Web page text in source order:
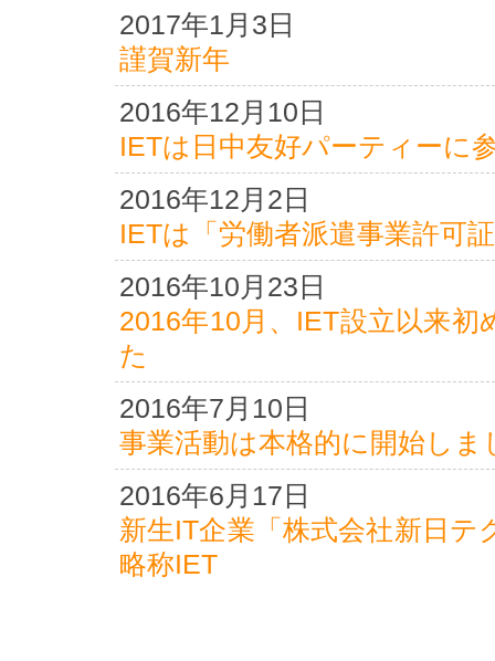
2017年1月3日
謹賀新年
2016年12月10日
IETは日中友好パーティーに
2016年12月2日
IETは「労働者派遣事業許可
2016年10月23日
2016年10月、IET設立以来
た
2016年7月10日
事業活動は本格的に開始しま
2016年6月17日
新生IT企業「株式会社新日
略称IET